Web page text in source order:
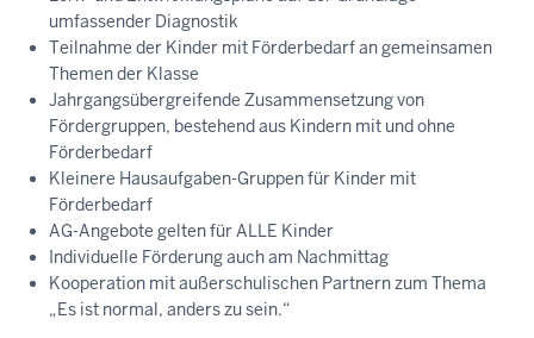
umfassender Diagnostik
Teilnahme der Kinder mit Förderbedarf an gemeinsamen
Themen der Klasse
Jahrgangsübergreifende Zusammensetzung von
Fördergruppen, bestehend aus Kindern mit und ohne
Förderbedarf
Kleinere Hausaufgaben-Gruppen für Kinder mit
Förderbedarf
AG-Angebote gelten für ALLE Kinder
Individuelle Förderung auch am Nachmittag
Kooperation mit außerschulischen Partnern zum Thema
„Es ist normal, anders zu sein.“